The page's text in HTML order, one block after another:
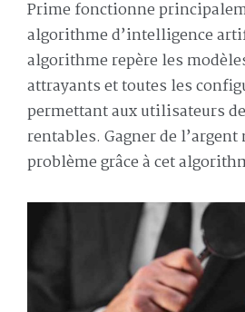
Prime fonctionne
algorithme d’intelligence
algorithme repère les
attrayants et toutes les
permettant aux utilisateurs
rentables. Gagner de
problème grâce à cet